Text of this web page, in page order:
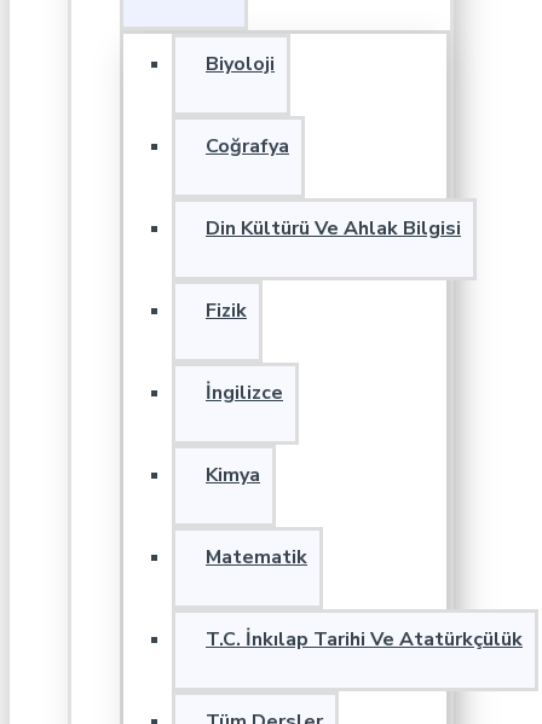
Biyoloji
Coğrafya
Din Kültürü Ve Ahlak Bilgisi
Fizik
İngilizce
Kimya
Matematik
T.C. İnkılap Tarihi Ve Atatürkçülük